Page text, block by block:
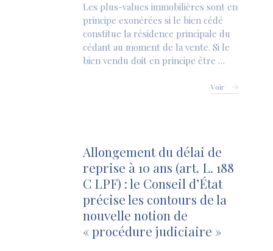
Les plus-values immobilières sont en
principe exonérées si le bien cédé
constitue la résidence principale du
cédant au moment de la vente. Si le
bien vendu doit en principe être …
Voir
Allongement du délai de
reprise à 10 ans (art. L. 188
C LPF) : le Conseil d’État
précise les contours de la
nouvelle notion de
« procédure judiciaire »